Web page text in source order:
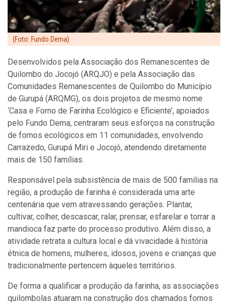
(Foto: Fundo Dema)
Desenvolvidos pela Associação dos Remanescentes de
Quilombo do Jocojó (ARQJO) e pela Associação das
Comunidades Remanescentes de Quilombo do Município
de Gurupá (ARQMG), os dois projetos de mesmo nome
‘Casa e Forno de Farinha Ecológico e Eficiente’, apoiados
pelo Fundo Dema, centraram seus esforços na construção
de fornos ecológicos em 11 comunidades, envolvendo
Carrazedo, Gurupá Miri e Jocojó, atendendo diretamente
mais de 150 famílias.
Responsável pela subsistência de mais de 500 famílias na
região, a produção de farinha é considerada uma arte
centenária que vem atravessando gerações. Plantar,
cultivar, colher, descascar, ralar, prensar, esfarelar e torrar a
mandioca faz parte do processo produtivo. Além disso, a
atividade retrata a cultura local e dá vivacidade à história
étnica de homens, mulheres, idosos, jovens e crianças que
tradicionalmente pertencem àqueles territórios.
De forma a qualificar a produção da farinha, as associações
quilombolas atuaram na construção dos chamados fornos